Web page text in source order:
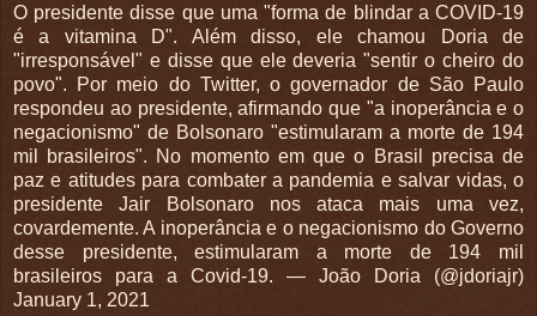
O presidente disse que uma "forma de blindar a COVID-19
é a vitamina D". Além disso, ele chamou Doria de
"irresponsável" e disse que ele deveria "sentir o cheiro do
povo". Por meio do Twitter, o governador de São Paulo
respondeu ao presidente, afirmando que "a inoperância e o
negacionismo" de Bolsonaro "estimularam a morte de 194
mil brasileiros". No momento em que o Brasil precisa de
paz e atitudes para combater a pandemia e salvar vidas, o
presidente Jair Bolsonaro nos ataca mais uma vez,
covardemente. A inoperância e o negacionismo do Governo
desse presidente, estimularam a morte de 194 mil
brasileiros para a Covid-19. — João Doria (@jdoriajr)
January 1, 2021